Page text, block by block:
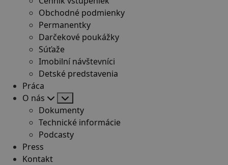
Obchodné podmienky
Permanentky
Darčekové poukážky
Súťaže
Imobilní návštevníci
Detské predstavenia
Práca
O nás
Dokumenty
Technické informácie
Podcasty
Press
Kontakt